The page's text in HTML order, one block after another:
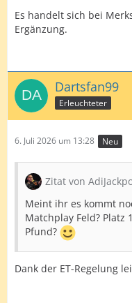
Es handelt sich bei
Ergänzung.
Dartsfan99
Erleuchteter
6. Juli 2026 um 13:28 Neu
Zitat von
Meint ihr es kommt
Matchplay Feld? Platz
Pfund?
Dank der ET-Regelung